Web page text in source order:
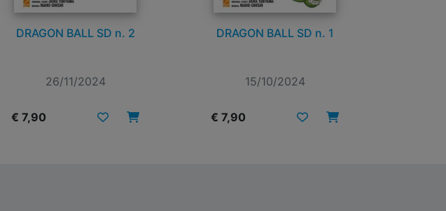
DRAGON BALL SD n. 2
26/11/2024
€ 7,90
DRAGON BALL SD n. 1
15/10/2024
€ 7,90